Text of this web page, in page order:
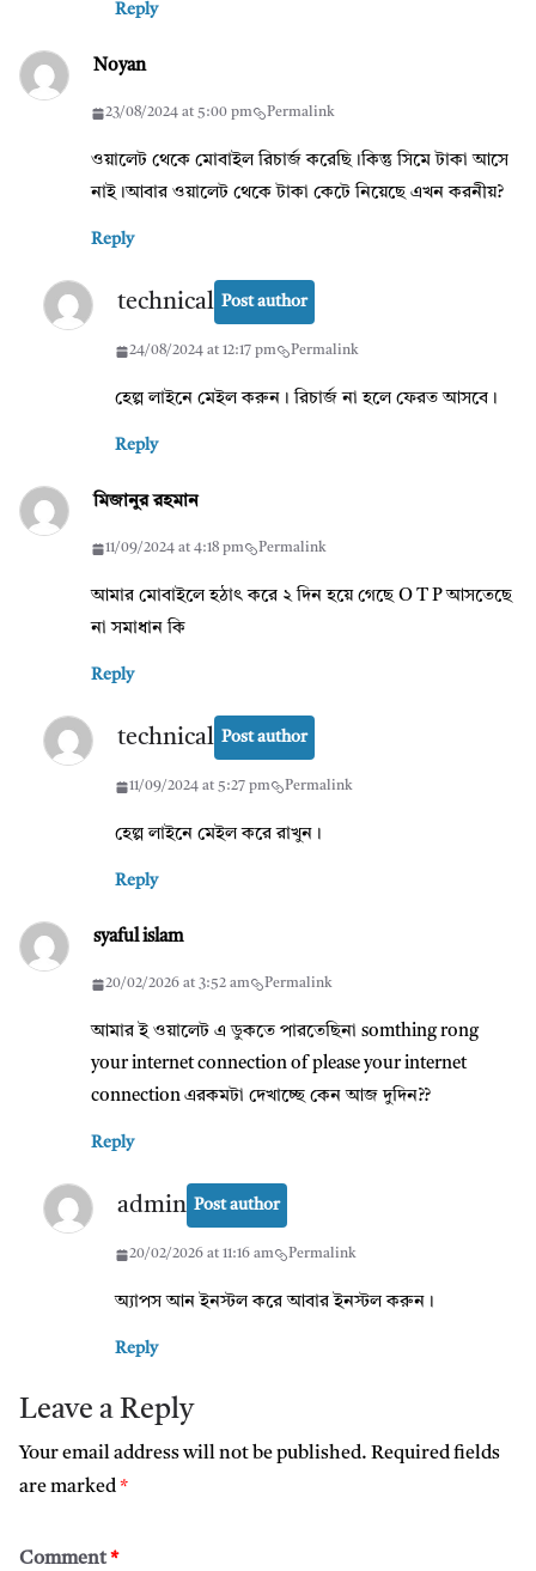
Reply
Noyan
23/08/2024 at 5:00 pm Permalink
ওয়ালেট থেকে মোবাইল রিচার্জ করেছি।কিন্তু সিমে টাকা আসে
নাই।আবার ওয়ালেট থেকে টাকা কেটে নিয়েছে এখন করনীয়?
Reply
technical Post author
24/08/2024 at 12:17 pm Permalink
হেল্প লাইনে মেইল করুন। রিচার্জ না হলে ফেরত আসবে।
Reply
মিজানুর রহমান
11/09/2024 at 4:18 pm Permalink
আমার মোবাইলে হঠাৎ করে ২ দিন হয়ে গেছে O T P আসতেছে
না সমাধান কি
Reply
technical Post author
11/09/2024 at 5:27 pm Permalink
হেল্প লাইনে মেইল করে রাখুন।
Reply
syaful islam
20/02/2026 at 3:52 am Permalink
আমার ই ওয়ালেট এ ডুকতে পারতেছিনা somthing rong
your internet connection of please your internet
connection এরকমটা দেখাচ্ছে কেন আজ দুদিন??
Reply
admin Post author
20/02/2026 at 11:16 am Permalink
অ্যাপস আন ইনস্টল করে আবার ইনস্টল করুন।
Reply
Leave a Reply
Your email address will not be published. Required fields
are marked*
Comment*